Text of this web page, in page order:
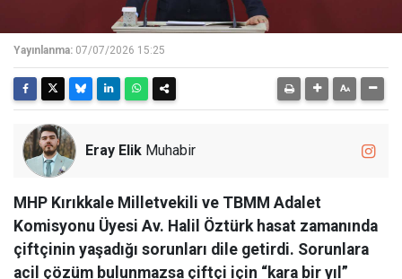
Yayınlanma: 07/07/2026 15:25
Eray Elik Muhabir
MHP Kırıkkale Milletvekili ve TBMM Adalet
Komisyonu Üyesi Av. Halil Öztürk hasat zamanında
çiftçinin yaşadığı sorunları dile getirdi. Sorunlara
acil çözüm bulunmazsa çiftçi için “kara bir yıl”